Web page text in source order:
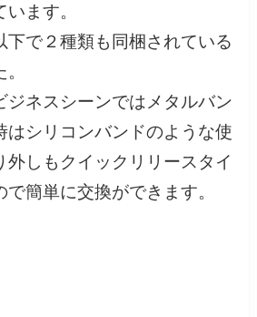
ます。
下で２種類も同梱されている
ジネスシーンではメタルバン
はシリコンバンドのような使
外しもクイックリリースタイ
簡単に交換ができます。